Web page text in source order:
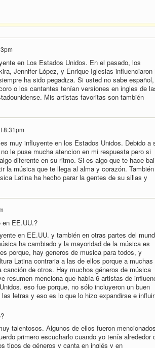
en Los Estados Unidos. En el pasado, los
Jennifer López, y Enrique Iglesias influenciaron
ha sido pegadiza. Si usted no sabe español,
o los cantantes tenían versiones en ingles de
Mis artistas favoritas son también
8:31pm
muy influyente en los Estados Unidos. Debido a
le puse mucha atencion en mi respuesta pero si
diferente en su ritmo. Si es algo que te hace
la música que te llega al alma y corazón.
Latina ha hecho parar la gentes de su sillas y
EE.UU.?
en EE.UU. y también en otras partes del
ha cambiado y la mayoridad de la música es
porque, hay generos de musica para todos, y
Latina contraria a las de ellos porque a muchas
de otros. Hay muchos géneros de música
resumen menciona que había 6 artistas de
eso fue porque, no sólo incluyeron un buen
letras y eso es lo que lo hizo expandirse e influir
talentosos. Algunos de ellos fueron mencionados
primero escucharlo cuando yo tenía alrededor
tipos de géneros y canta en inglés y en